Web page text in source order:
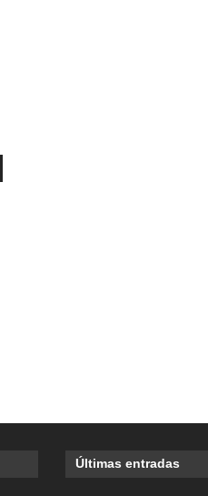
Últimas entradas